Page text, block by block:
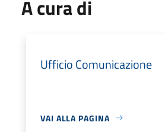
A cura di
Ufficio Comunicazione
VAI ALLA PAGINA